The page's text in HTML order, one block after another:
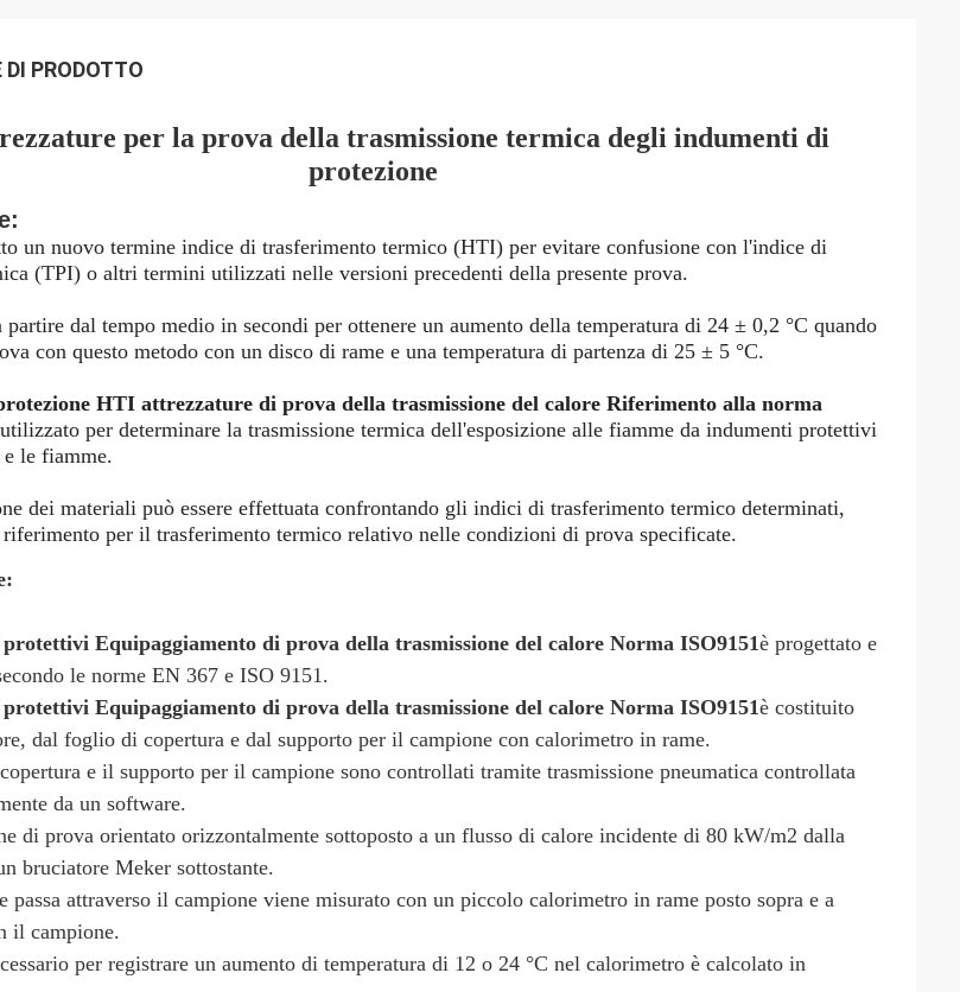
DI PRODOTTO
per la prova della trasmissione termica degli indumenti di
protezione
un nuovo termine indice di trasferimento termico (HTI) per evitare confusione con l'indice di
(TPI) o altri termini utilizzati nelle versioni precedenti della presente prova.
dal tempo medio in secondi per ottenere un aumento della temperatura di 24 ± 0,2 °C quando
con questo metodo con un disco di rame e una temperatura di partenza di 25 ± 5 °C.
HTI attrezzature di prova della trasmissione del calore Riferimento alla norma
per determinare la trasmissione termica dell'esposizione alle fiamme da indumenti protettivi
le fiamme.
dei materiali può essere effettuata confrontando gli indici di trasferimento termico determinati,
riferimento per il trasferimento termico relativo nelle condizioni di prova specificate.
Equipaggiamento di prova della trasmissione del calore Norma ISO9151è progettato e
le norme EN 367 e ISO 9151.
Equipaggiamento di prova della trasmissione del calore Norma ISO9151è costituito
dal foglio di copertura e dal supporto per il campione con calorimetro in rame.
e il supporto per il campione sono controllati tramite trasmissione pneumatica controllata
da un software.
di prova orientato orizzontalmente sottoposto a un flusso di calore incidente di 80 kW/m2 dalla
bruciatore Meker sottostante.
passa attraverso il campione viene misurato con un piccolo calorimetro in rame posto sopra e a
il campione.
per registrare un aumento di temperatura di 12 o 24 °C nel calorimetro è calcolato in